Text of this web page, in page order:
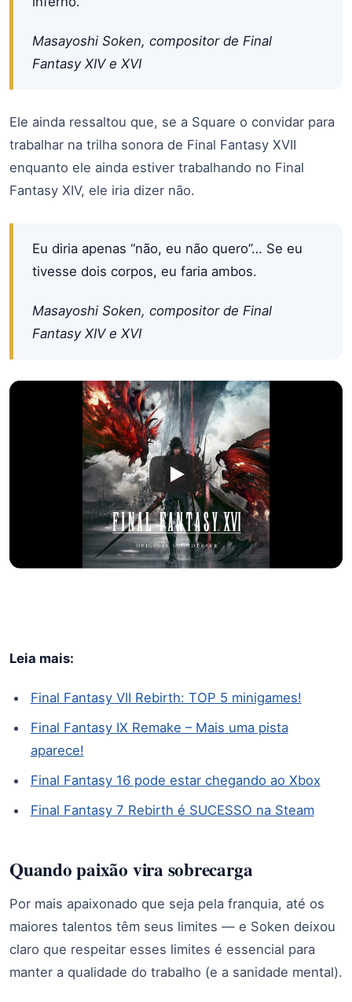
Masayoshi Soken, compositor de Final
Fantasy XIV e XVI
Ele ainda ressaltou que, se a Square o convidar para
trabalhar na trilha sonora de Final Fantasy XVII
enquanto ele ainda estiver trabalhando no Final
Fantasy XIV, ele iria dizer não.
Eu diria apenas “não, eu não quero”… Se eu
tivesse dois corpos, eu faria ambos.
Masayoshi Soken, compositor de Final
Fantasy XIV e XVI
Leia mais:
Final Fantasy VII Rebirth: TOP 5 minigames!
Final Fantasy IX Remake – Mais uma pista
aparece!
Final Fantasy 16 pode estar chegando ao Xbox
Final Fantasy 7 Rebirth é SUCESSO na Steam
Quando paixão vira sobrecarga
Por mais apaixonado que seja pela franquia, até os
maiores talentos têm seus limites — e Soken deixou
claro que respeitar esses limites é essencial para
manter a qualidade do trabalho (e a sanidade mental).